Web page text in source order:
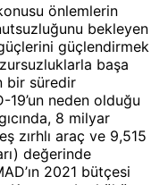
önlemlerin
bekleyen
güçlendirmek
başa
bir süredir
19’un neden olduğu
8 milyar
zırhlı araç ve 9,515
değerinde
2021 bütçesi